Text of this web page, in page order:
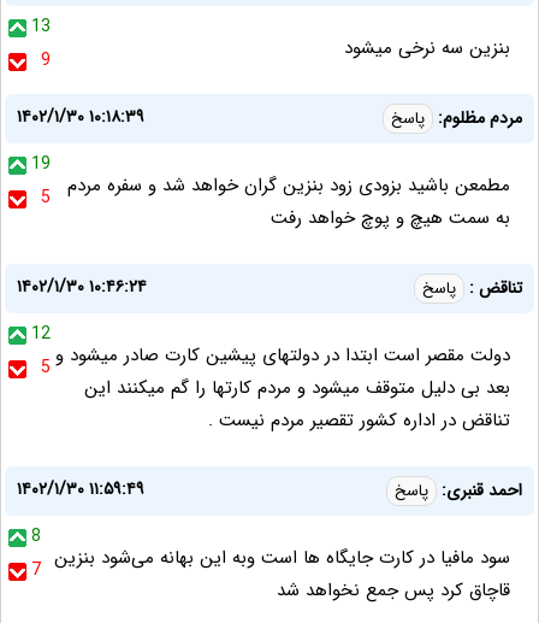
13
9
بنزین سه نرخی میشود
مردم مظلوم: پاسخ
۱۴۰۲/۱/۳۰ ۱۰:۱۸:۳۹
19
5
مطمعن باشید بزودی زود بنزین گران خواهد شد و سفره مردم
به سمت هیچ و پوچ خواهد رفت
تناقض : پاسخ
۱۴۰۲/۱/۳۰ ۱۰:۴۶:۲۴
12
5 دولت مقصر است ابتدا در دولتهای پیشین کارت صادر میشود و
بعد بی دلیل متوقف میشود و مردم کارتها را گم میکنند این
تناقض در اداره کشور تقصیر مردم نیست .
احمد قنبری: پاسخ
۱۴۰۲/۱/۳۰ ۱۱:۵۹:۴۹
8
7 سود مافیا در کارت جایگاه ها است وبه این بهانه می‌شود بنزین
قاچاق کرد پس جمع نخواهد شد